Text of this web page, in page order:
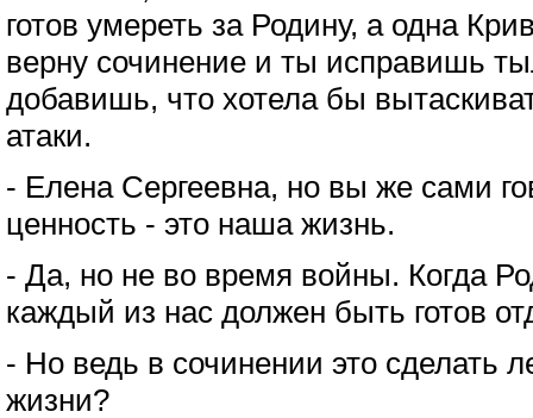
готов умереть за Родину, а одна
верну сочинение и ты исправишь
добавишь, что хотела бы
атаки.
- Елена Сергеевна, но вы же сами
ценность - это наша жизнь.
- Да, но не во время войны. Когда
каждый из нас должен быть готов
- Но ведь в сочинении это сделать
жизни?